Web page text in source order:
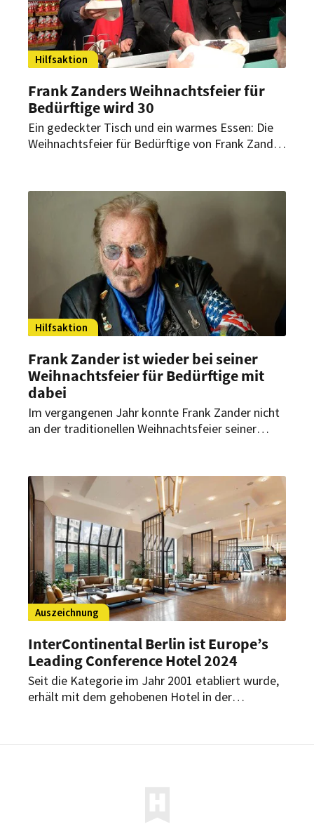
Hilfsaktion
Frank Zanders Weihnachtsfeier für
Bedürftige wird 30
Ein gedeckter Tisch und ein warmes Essen: Die
Weihnachtsfeier für Bedürftige von Frank Zander
Speisekarte gefeilt?
Hilfsaktion
Frank Zander ist wieder bei seiner
Weihnachtsfeier für Bedürftige mit
dabei
Im vergangenen Jahr konnte Frank Zander nicht
an der traditionellen Weihnachtsfeier seiner
steht ein besonderes Jubiläum bevor.
Auszeichnung
InterContinental Berlin ist Europe’s
Leading Conference Hotel 2024
Seit die Kategorie im Jahr 2001 etabliert wurde,
erhält mit dem gehobenen Hotel in der